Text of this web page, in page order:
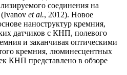
соединения на
et al., 2012). Новое
наноструктур кремния,
датчиков с КНП, полевого
и заканчивая оптическими
кремния, люминесцентных
КНП представлено в обзоре